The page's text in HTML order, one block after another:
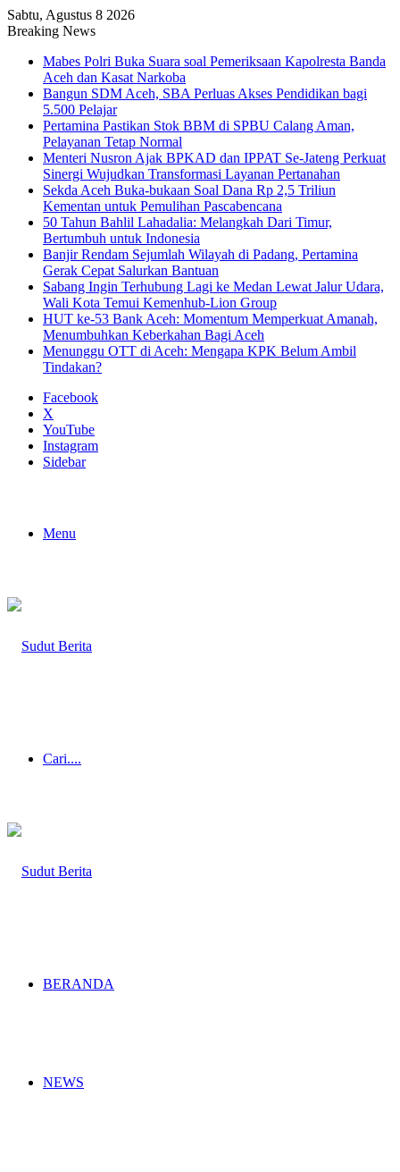
Sabtu, Agustus 8 2026
Breaking News
Mabes Polri Buka Suara soal Pemeriksaan Kapolresta Banda
Aceh dan Kasat Narkoba
Bangun SDM Aceh, SBA Perluas Akses Pendidikan bagi
5.500 Pelajar
Pertamina Pastikan Stok BBM di SPBU Calang Aman,
Pelayanan Tetap Normal
Menteri Nusron Ajak BPKAD dan IPPAT Se-Jateng Perkuat
Sinergi Wujudkan Transformasi Layanan Pertanahan
Sekda Aceh Buka-bukaan Soal Dana Rp 2,5 Triliun
Kementan untuk Pemulihan Pascabencana
50 Tahun Bahlil Lahadalia: Melangkah Dari Timur,
Bertumbuh untuk Indonesia
Banjir Rendam Sejumlah Wilayah di Padang, Pertamina
Gerak Cepat Salurkan Bantuan
Sabang Ingin Terhubung Lagi ke Medan Lewat Jalur Udara,
Wali Kota Temui Kemenhub-Lion Group
HUT ke-53 Bank Aceh: Momentum Memperkuat Amanah,
Menumbuhkan Keberkahan Bagi Aceh
Menunggu OTT di Aceh: Mengapa KPK Belum Ambil
Tindakan?
Facebook
X
YouTube
Instagram
Sidebar
Menu
Cari....
BERANDA
NEWS